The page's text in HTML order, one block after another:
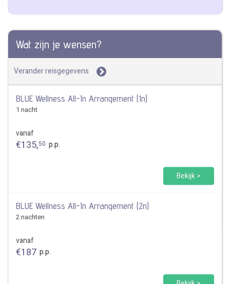
Wat zijn je wensen?
Verander reisgegevens
BLUE Wellness All-In Arrangement (1n)
1 nacht
vanaf
€135,50 p.p.
Bekijk >
BLUE Wellness All-In Arrangement (2n)
2 nachten
vanaf
€187 p.p.